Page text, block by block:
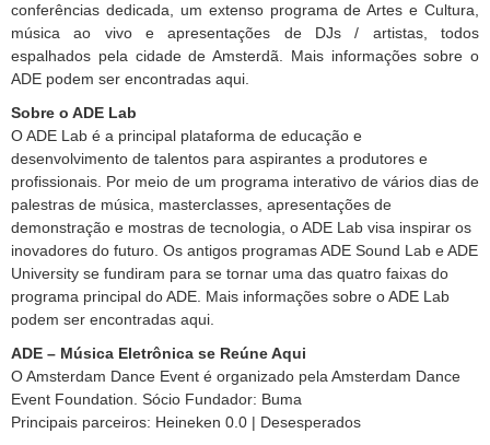
conferências dedicada, um extenso programa de Artes e Cultura,
música ao vivo e apresentações de DJs / artistas, todos
espalhados pela cidade de Amsterdã. Mais informações sobre o
ADE podem ser encontradas aqui.
Sobre o ADE Lab
O ADE Lab é a principal plataforma de educação e
desenvolvimento de talentos para aspirantes a produtores e
profissionais. Por meio de um programa interativo de vários dias de
palestras de música, masterclasses, apresentações de
demonstração e mostras de tecnologia, o ADE Lab visa inspirar os
inovadores do futuro. Os antigos programas ADE Sound Lab e ADE
University se fundiram para se tornar uma das quatro faixas do
programa principal do ADE. Mais informações sobre o ADE Lab
podem ser encontradas aqui.
ADE – Música Eletrônica se Reúne Aqui
O Amsterdam Dance Event é organizado pela Amsterdam Dance
Event Foundation. Sócio Fundador: Buma
Principais parceiros: Heineken 0.0 | Desesperados